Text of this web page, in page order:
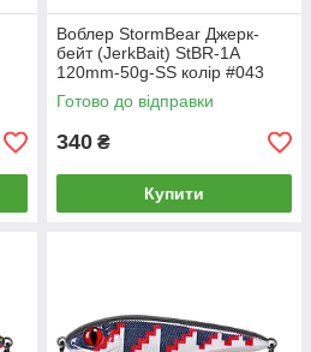
Воблер StormBear Джерк-
бейт (JerkBait) StBR-1A
120mm-50g-SS колір #043
Готово до відправки
340 ₴
Купити